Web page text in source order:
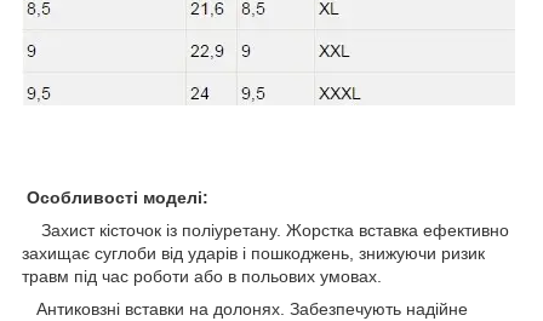
Особливості моделі:
Захист кісточок із поліуретану. Жорстка вставка ефективно
захищає суглоби від ударів і пошкоджень, знижуючи ризик
травм під час роботи або в польових умовах.
Антиковзні вставки на долонях. Забезпечують надійне